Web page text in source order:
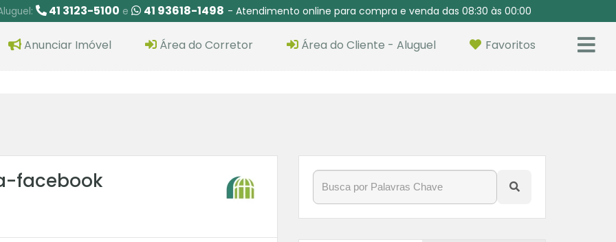
41 3123-5100 e 41 93618-1498 - Atendimento online para compra e venda das 08:30 às 00:00
Anunciar Imóvel Área do Corretor Área do Cliente - Aluguel Favoritos
facebook